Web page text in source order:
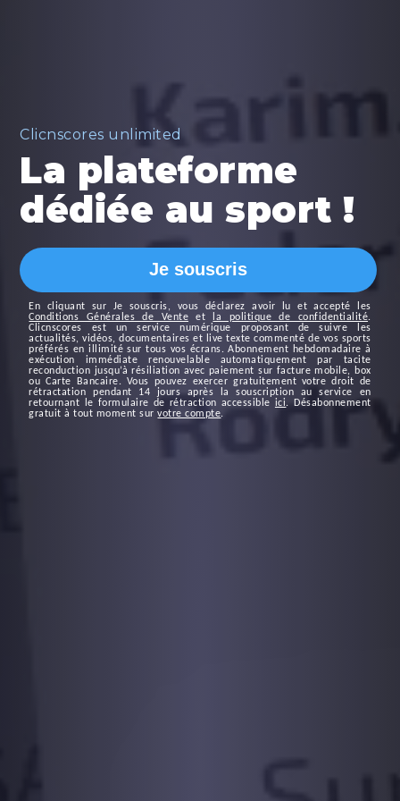
Clicnscores unlimited
La plateforme
dédiée au sport !
Je souscris
En cliquant sur Je souscris, vous déclarez avoir lu et accepté les
Conditions Générales de Vente et la politique de confidentialité.
Clicnscores est un service numérique proposant de suivre les
actualités, vidéos, documentaires et live texte commenté de vos sports
préférés en illimité sur tous vos écrans. Abonnement hebdomadaire à
exécution immédiate renouvelable automatiquement par tacite
reconduction jusqu’à résiliation avec paiement sur facture mobile, box
ou Carte Bancaire. Vous pouvez exercer gratuitement votre droit de
rétractation pendant 14 jours après la souscription au service en
retournant le formulaire de rétraction accessible ici. Désabonnement
gratuit à tout moment survotre compte.